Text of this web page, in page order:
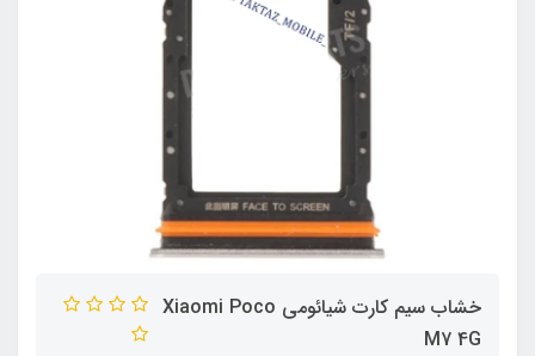
خشاب سیم کارت شیائومی Xiaomi Poco
M7 4G